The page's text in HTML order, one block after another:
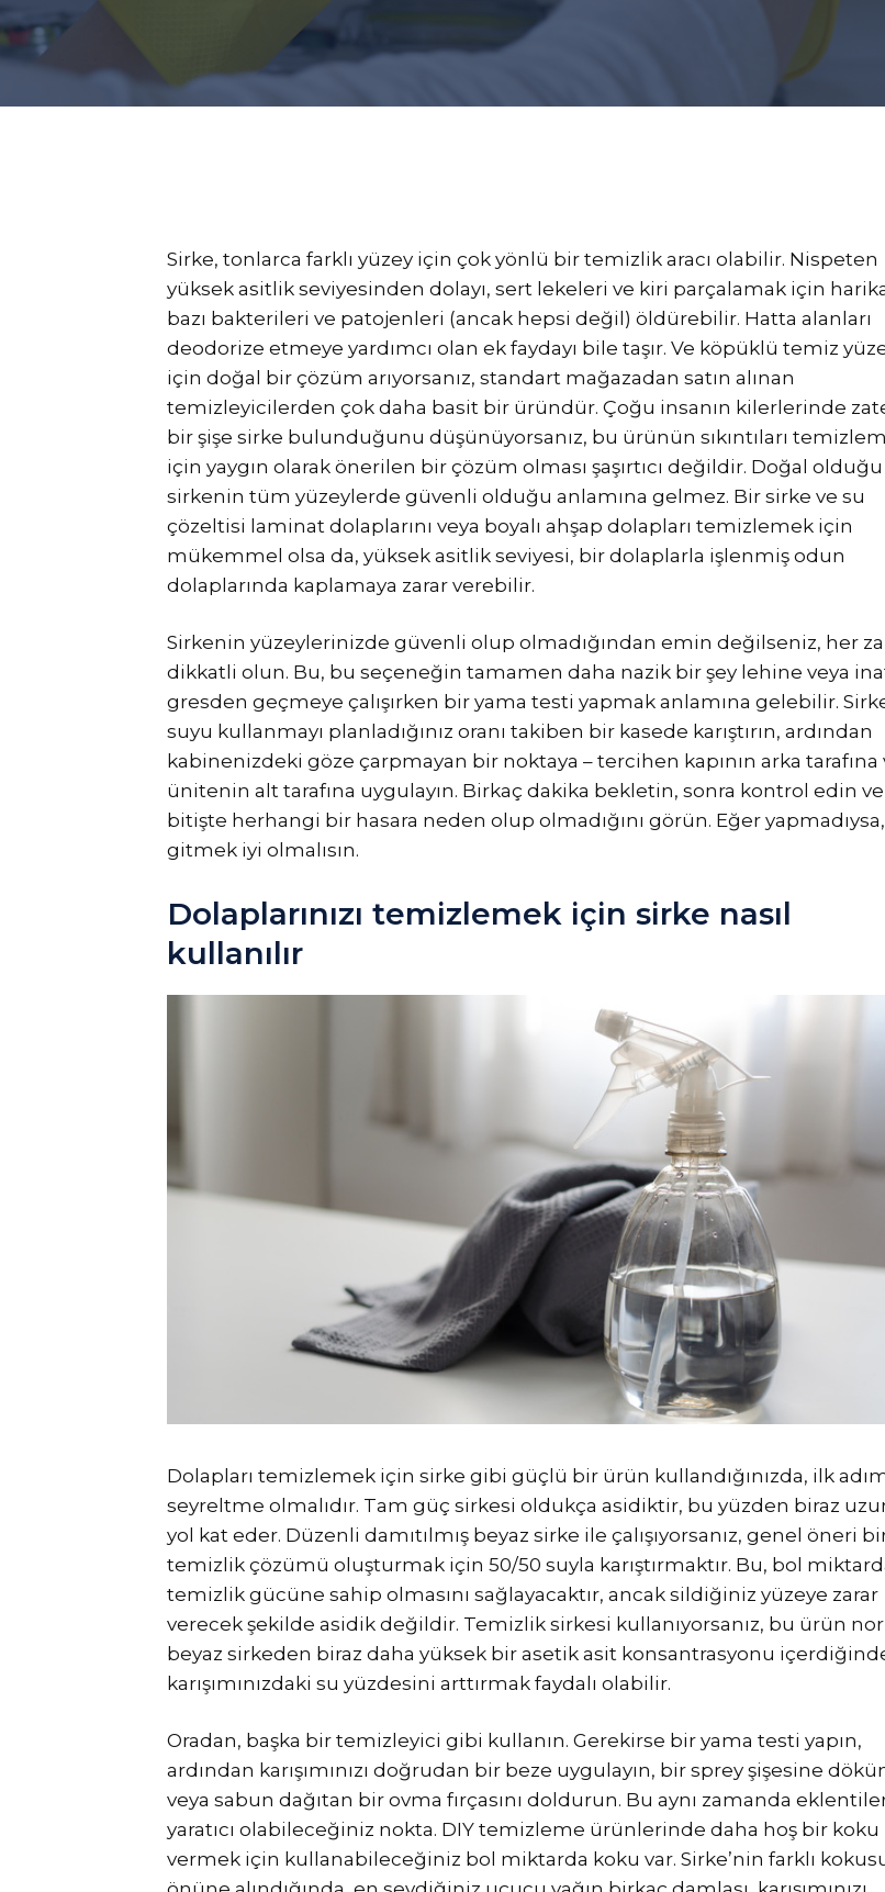
Sirke, tonlarca farklı yüzey için çok yönlü bir temizlik aracı olabilir. Nispeten
yüksek asitlik seviyesinden dolayı, sert lekeleri ve kiri parçalamak için
bazı bakterileri ve patojenleri (ancak hepsi değil) öldürebilir. Hatta alanları
deodorize etmeye yardımcı olan ek faydayı bile taşır. Ve köpüklü temiz
için doğal bir çözüm arıyorsanız, standart mağazadan satın alınan
temizleyicilerden çok daha basit bir üründür. Çoğu insanın kilerlerinde
bir şişe sirke bulunduğunu düşünüyorsanız, bu ürünün sıkıntıları
için yaygın olarak önerilen bir çözüm olması şaşırtıcı değildir. Doğal
sirkenin tüm yüzeylerde güvenli olduğu anlamına gelmez. Bir sirke ve su
çözeltisi laminat dolaplarını veya boyalı ahşap dolapları temizlemek için
mükemmel olsa da, yüksek asitlik seviyesi, bir dolaplarla işlenmiş odun
dolaplarında kaplamaya zarar verebilir.
Sirkenin yüzeylerinizde güvenli olup olmadığından emin değilseniz, her
dikkatli olun. Bu, bu seçeneğin tamamen daha nazik bir şey lehine veya
gresden geçmeye çalışırken bir yama testi yapmak anlamına gelebilir.
suyu kullanmayı planladığınız oranı takiben bir kasede karıştırın, ardından
kabinenizdeki göze çarpmayan bir noktaya – tercihen kapının arka tarafına
ünitenin alt tarafına uygulayın. Birkaç dakika bekletin, sonra kontrol edin ve
bitişte herhangi bir hasara neden olup olmadığını görün. Eğer yapmadıysa,
gitmek iyi olmalısın.
Dolaplarınızı temizlemek için sirke nasıl
kullanılır
Dolapları temizlemek için sirke gibi güçlü bir ürün kullandığınızda, ilk
seyreltme olmalıdır. Tam güç sirkesi oldukça asidiktir, bu yüzden biraz
yol kat eder. Düzenli damıtılmış beyaz sirke ile çalışıyorsanız, genel öneri
temizlik çözümü oluşturmak için 50/50 suyla karıştırmaktır. Bu, bol
temizlik gücüne sahip olmasını sağlayacaktır, ancak sildiğiniz yüzeye zarar
verecek şekilde asidik değildir. Temizlik sirkesi kullanıyorsanız, bu ürün
beyaz sirkeden biraz daha yüksek bir asetik asit konsantrasyonu
karışımınızdaki su yüzdesini arttırmak faydalı olabilir.
Oradan, başka bir temizleyici gibi kullanın. Gerekirse bir yama testi yapın,
ardından karışımınızı doğrudan bir beze uygulayın, bir sprey şişesine
veya sabun dağıtan bir ovma fırçasını doldurun. Bu aynı zamanda
yaratıcı olabileceğiniz nokta. DIY temizleme ürünlerinde daha hoş bir koku
vermek için kullanabileceğiniz bol miktarda koku var. Sirke’nin farklı